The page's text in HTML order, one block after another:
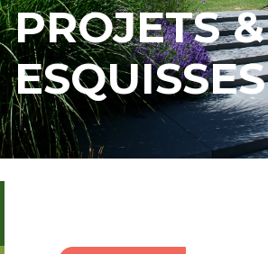
PROJETS &
ESQUISSES